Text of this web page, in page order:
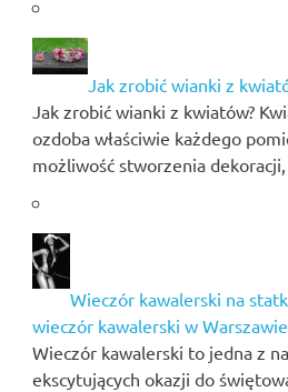
Jak zrobić wianki z
Jak zrobić wianki z kwiatów?
ozdoba właściwie każdego
możliwość stworzenia
Wieczór kawalerski na
wieczór kawalerski w
Wieczór kawalerski to jedna z
ekscytujących okazji do